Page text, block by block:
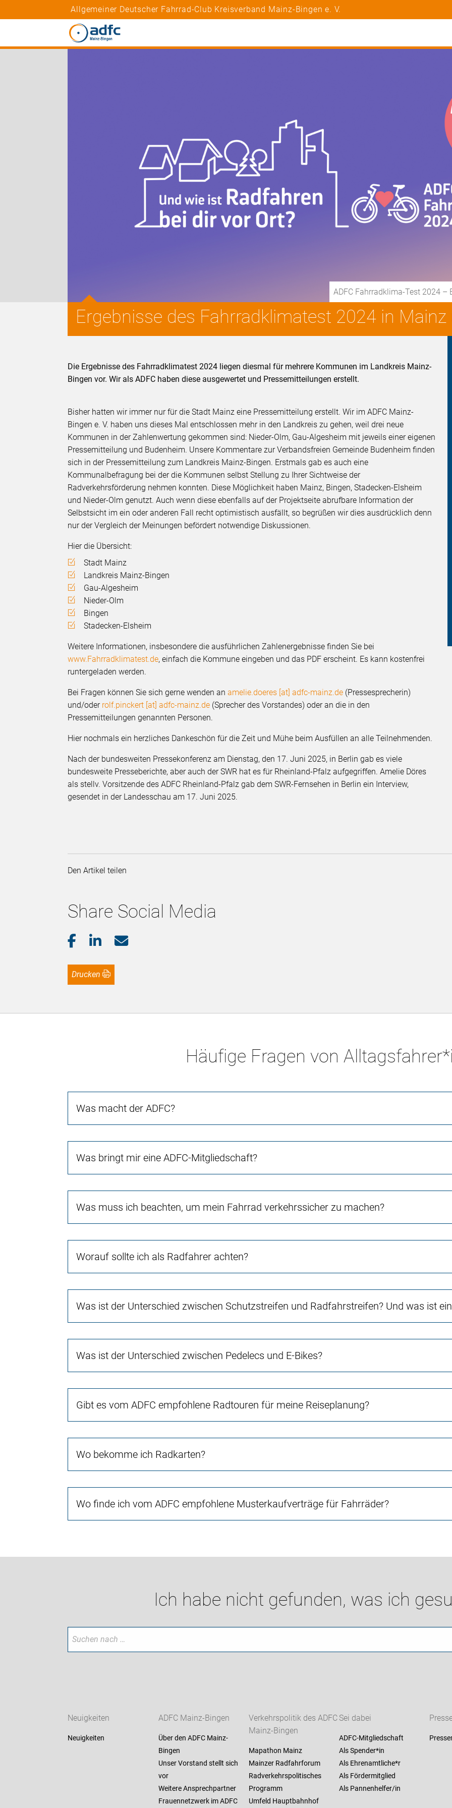
Allgemeiner Deutscher Fahrrad-Club Kreisverband Mainz-Bingen e. V.
ADFC Fahrradklima-Test 2024 –
Ergebnisse des Fahrradklimatest 2024 in
Die Ergebnisse des Fahrradklimatest 2024 liegen diesmal für mehrere Kommunen im Landkreis Mainz-
Bingen vor. Wir als ADFC haben diese ausgewertet und Pressemitteilungen erstellt.
Bisher hatten wir immer nur für die Stadt Mainz eine Pressemitteilung erstellt. Wir im ADFC Mainz-
Bingen e. V. haben uns dieses Mal entschlossen mehr in den Landkreis zu gehen, weil drei neue
Kommunen in der Zahlenwertung gekommen sind: Nieder-Olm, Gau-Algesheim mit jeweils einer eigenen
Pressemitteilung und Budenheim. Unsere Kommentare zur Verbandsfreien Gemeinde Budenheim finden
sich in der Pressemitteilung zum Landkreis Mainz-Bingen. Erstmals gab es auch eine
Kommunalbefragung bei der die Kommunen selbst Stellung zu Ihrer Sichtweise der
Radverkehrsförderung nehmen konnten. Diese Möglichkeit haben Mainz, Bingen, Stadecken-Elsheim
und Nieder-Olm genutzt. Auch wenn diese ebenfalls auf der Projektseite abrufbare Information der
Selbstsicht im ein oder anderen Fall recht optimistisch ausfällt, so begrüßen wir dies ausdrücklich denn
nur der Vergleich der Meinungen befördert notwendige Diskussionen.
Hier die Übersicht:
Stadt Mainz
Landkreis Mainz-Bingen
Gau-Algesheim
Nieder-Olm
Bingen
Stadecken-Elsheim
Weitere Informationen, insbesondere die ausführlichen Zahlenergebnisse finden Sie bei
www.Fahrradklimatest.de, einfach die Kommune eingeben und das PDF erscheint. Es kann kostenfrei
runtergeladen werden.
Bei Fragen können Sie sich gerne wenden anamelie.doeres [at] adfc-mainz.de (Pressesprecherin)
und/oder rolf.pinckert [at] adfc-mainz.de (Sprecher des Vorstandes) oder an die in den
Pressemitteilungen genannten Personen.
Hier nochmals ein herzliches Dankeschön für die Zeit und Mühe beim Ausfüllen an alle Teilnehmenden.
Nach der bundesweiten Pressekonferenz am Dienstag, den 17. Juni 2025, in Berlin gab es viele
bundesweite Presseberichte, aber auch der SWR hat es für Rheinland-Pfalz aufgegriffen. Amelie Döres
als stellv. Vorsitzende des ADFC Rheinland-Pfalz gab dem SWR-Fernsehen in Berlin ein Interview,
gesendet in der Landesschau am 17. Juni 2025.
Den Artikel teilen
Share Social Media
Drucken
Häufige Fragen von
Was macht der ADFC?
Was bringt mir eine ADFC-Mitgliedschaft?
Was muss ich beachten, um mein Fahrrad verkehrssicher zu machen?
Worauf sollte ich als Radfahrer achten?
Was ist der Unterschied zwischen Schutzstreifen und Radfahrstreifen? Und was ist
Was ist der Unterschied zwischen Pedelecs und E-Bikes?
Gibt es vom ADFC empfohlene Radtouren für meine Reiseplanung?
Wo bekomme ich Radkarten?
Wo finde ich vom ADFC empfohlene Musterkaufverträge für Fahrräder?
Ich habe nicht gefunden, was ich
Neuigkeiten
Neuigkeiten
ADFC Mainz-Bingen
Über den ADFC Mainz-
Bingen
Unser Vorstand stellt sich
vor
Weitere Ansprechpartner
Frauennetzwerk im ADFC
Verkehrspolitik des ADFC
Mainz-Bingen
Mapathon Mainz
Mainzer Radfahrforum
Radverkehrspolitisches
Programm
Umfeld Hauptbahnhof
Sei dabei
ADFC-Mitgliedschaft
Als Spender*in
Als Ehrenamtliche*r
Als Fördermitglied
Als Pannenhelfer/in